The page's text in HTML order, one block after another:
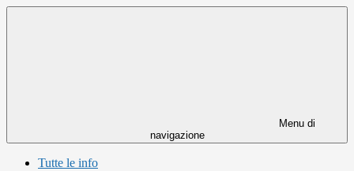
Menu di
navigazione
Tutte le info